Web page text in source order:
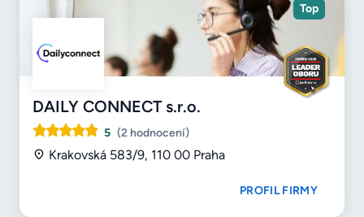
Top
DAILY CONNECT s.r.o.
5 (2 hodnocení)
Krakovská 583/9, 110 00 Praha
PROFIL FIRMY